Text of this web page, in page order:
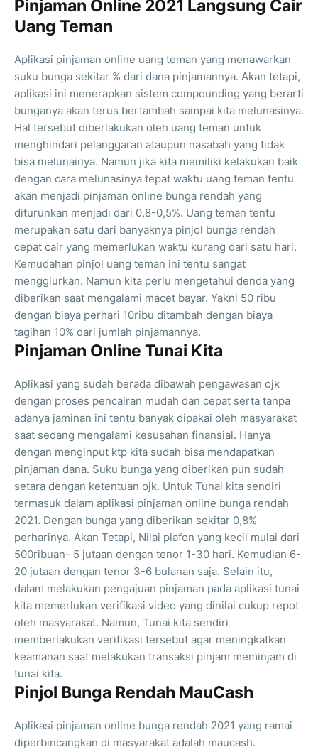
Pinjaman Online 2021 Langsung Cair
Uang Teman
Aplikasi pinjaman online uang teman yang menawarkan
suku bunga sekitar % dari dana pinjamannya. Akan tetapi,
aplikasi ini menerapkan sistem compounding yang berarti
bunganya akan terus bertambah sampai kita melunasinya.
Hal tersebut diberlakukan oleh uang teman untuk
menghindari pelanggaran ataupun nasabah yang tidak
bisa melunainya. Namun jika kita memiliki kelakukan baik
dengan cara melunasinya tepat waktu uang teman tentu
akan menjadi pinjaman online bunga rendah yang
diturunkan menjadi dari 0,8-0,5%. Uang teman tentu
merupakan satu dari banyaknya pinjol bunga rendah
cepat cair yang memerlukan waktu kurang dari satu hari.
Kemudahan pinjol uang teman ini tentu sangat
menggiurkan. Namun kita perlu mengetahui denda yang
diberikan saat mengalami macet bayar. Yakni 50 ribu
dengan biaya perhari 10ribu ditambah dengan biaya
tagihan 10% dari jumlah pinjamannya.
Pinjaman Online Tunai Kita
Aplikasi yang sudah berada dibawah pengawasan ojk
dengan proses pencairan mudah dan cepat serta tanpa
adanya jaminan ini tentu banyak dipakai oleh masyarakat
saat sedang mengalami kesusahan finansial. Hanya
dengan menginput ktp kita sudah bisa mendapatkan
pinjaman dana. Suku bunga yang diberikan pun sudah
setara dengan ketentuan ojk. Untuk Tunai kita sendiri
termasuk dalam aplikasi pinjaman online bunga rendah
2021. Dengan bunga yang diberikan sekitar 0,8%
perharinya. Akan Tetapi, Nilai plafon yang kecil mulai dari
500ribuan- 5 jutaan dengan tenor 1-30 hari. Kemudian 6-
20 jutaan dengan tenor 3-6 bulanan saja. Selain itu,
dalam melakukan pengajuan pinjaman pada aplikasi tunai
kita memerlukan verifikasi video yang dinilai cukup repot
oleh masyarakat. Namun, Tunai kita sendiri
memberlakukan verifikasi tersebut agar meningkatkan
keamanan saat melakukan transaksi pinjam meminjam di
tunai kita.
Pinjol Bunga Rendah MauCash
Aplikasi pinjaman online bunga rendah 2021 yang ramai
diperbincangkan di masyarakat adalah maucash.